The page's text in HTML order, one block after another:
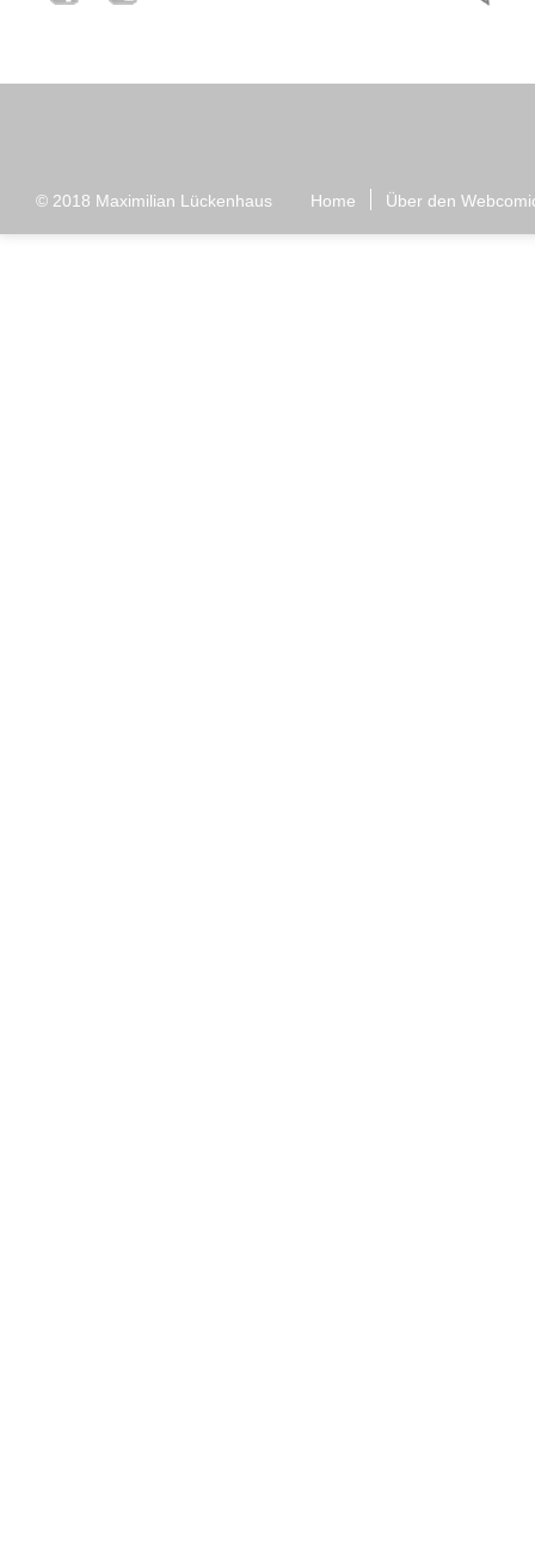
© 2018 Maximilian Lückenhaus Home Über den